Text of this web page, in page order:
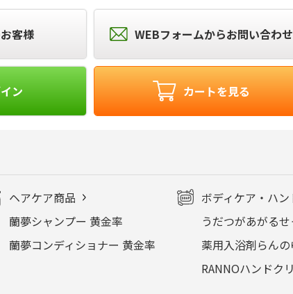
客様 WEBフォームからお問い合わせ
ン カートを見る
ヘアケア商品
蘭夢シャンプー 黄金率
蘭夢コンディショナー 黄金率
ボディケア・ハン
うだつがあがる
薬用入浴剤らんの
RANNOハンドク